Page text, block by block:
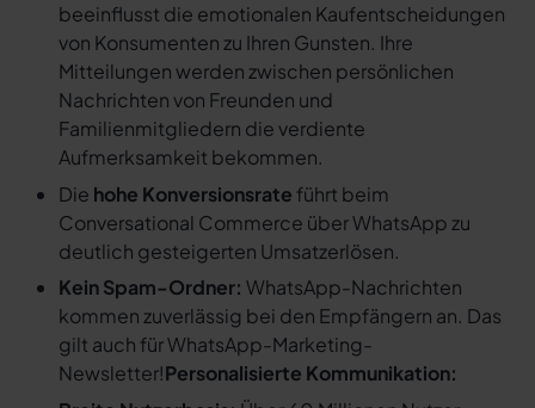
beeinflusst die emotionalen Kaufentscheidungen
von Konsumenten zu Ihren Gunsten. Ihre
Mitteilungen werden zwischen persönlichen
Nachrichten von Freunden und
Familienmitgliedern die verdiente
Aufmerksamkeit bekommen.
Die hohe Konversionsrate führt beim
Conversational Commerce über WhatsApp zu
deutlich gesteigerten Umsatzerlösen.
Kein Spam-Ordner: WhatsApp-Nachrichten
kommen zuverlässig bei den Empfängern an. Das
gilt auch für WhatsApp-Marketing-
Newsletter!Personalisierte Kommunikation: